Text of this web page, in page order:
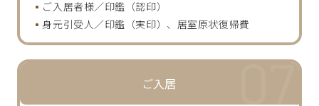
ご入居者様／印鑑（認印）
身元引受人／印鑑（実印）、居室原状復帰費
ご入居